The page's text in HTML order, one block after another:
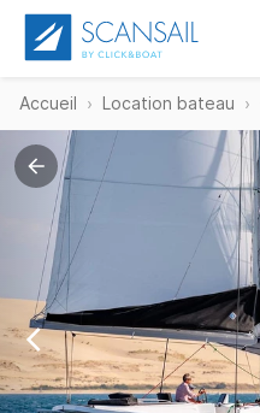
Accueil Location bateau